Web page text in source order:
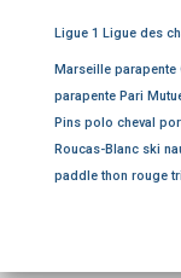
Ligue 1 Ligue des
Marseille parapente
parapente Pari
Pins polo cheval
Roucas-Blanc ski
paddle thon rouge